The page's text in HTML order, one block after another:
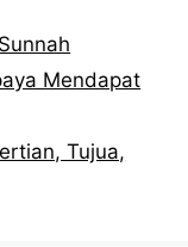
Mendapat
Tujua,